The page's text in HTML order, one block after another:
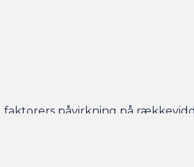
påvirkning på